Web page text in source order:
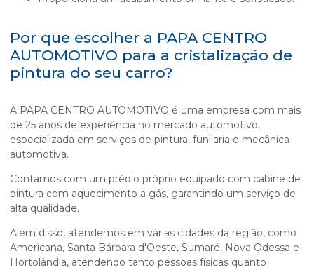
Por que escolher a PAPA CENTRO
AUTOMOTIVO para a cristalização de
pintura do seu carro?
A PAPA CENTRO AUTOMOTIVO é uma empresa com mais
de 25 anos de experiência no mercado automotivo,
especializada em serviços de pintura, funilaria e mecânica
automotiva.
Contamos com um prédio próprio equipado com cabine de
pintura com aquecimento a gás, garantindo um serviço de
alta qualidade.
Além disso, atendemos em várias cidades da região, como
Americana, Santa Bárbara d'Oeste, Sumaré, Nova Odessa e
Hortolândia, atendendo tanto pessoas físicas quanto